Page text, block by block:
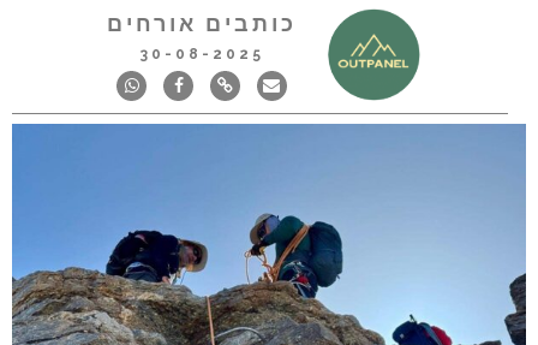
כותבים אורחים
30-08-2025